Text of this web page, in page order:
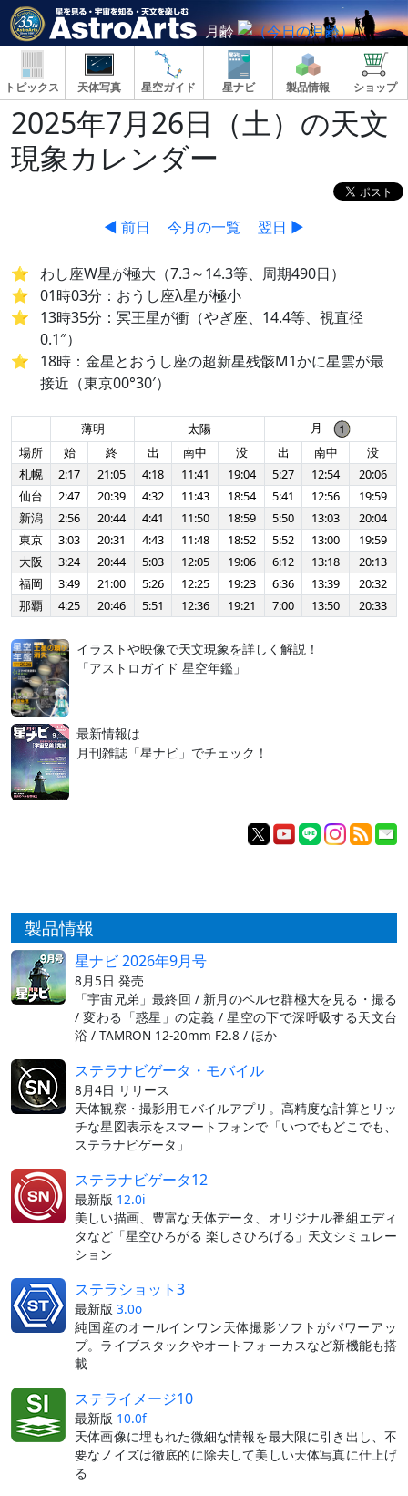
月齢
トピックス 天体写真 星空ガイド 星ナビ 製品情報 ショップ
2025年7月26日（土）の天文
現象カレンダー
◀ 前日 今月の一覧 翌日 ▶
わし座W星が極大（7.3～14.3等、周期490日）
01時03分：おうし座λ星が極小
13時35分：冥王星が衝（やぎ座、14.4等、視直径
0.1″）
18時：金星とおうし座の超新星残骸M1かに星雲が最
接近（東京00°30′）
薄明 太陽
月
場所
始 終 出 南中 没 出 南中
没
札幌
2:17 21:05 4:18 11:41 19:04 5:27 12:54
20:06
仙台
2:47 20:39 4:32 11:43 18:54 5:41 12:56
19:59
新潟
2:56 20:44 4:41 11:50 18:59 5:50 13:03
20:04
東京
3:03 20:31 4:43 11:48 18:52 5:52 13:00
19:59
大阪
3:24 20:44 5:03 12:05 19:06 6:12 13:18
20:13
福岡
3:49 21:00 5:26 12:25 19:23 6:36 13:39
20:32
那覇
4:25 20:46 5:51 12:36 19:21 7:00 13:50 20:33
イラストや映像で天文現象を詳しく解説！
「アストロガイド 星空年鑑」
最新情報は
月刊雑誌「星ナビ」でチェック！
製品情報
星ナビ 2026年9月号
8月5日 発売
「宇宙兄弟」最終回 / 新月のペルセ群極大を見る・撮る
/ 変わる「惑星」の定義 / 星空の下で深呼吸する天文台
浴 / TAMRON 12-20mm F2.8 / ほか
ステラナビゲータ・モバイル
8月4日 リリース
天体観察・撮影用モバイルアプリ。高精度な計算とリッ
チな星図表示をスマートフォンで「いつでもどこでも、
ステラナビゲータ」
ステラナビゲータ12
最新版 12.0i
美しい描画、豊富な天体データ、オリジナル番組エディ
タなど「星空ひろがる 楽しさひろげる」天文シミュレー
ション
ステラショット3
最新版 3.0o
純国産のオールインワン天体撮影ソフトがパワーアッ
プ。ライブスタックやオートフォーカスなど新機能も搭
載
ステライメージ10
最新版 10.0f
天体画像に埋もれた微細な情報を最大限に引き出し、不
要なノイズは徹底的に除去して美しい天体写真に仕上げ
る